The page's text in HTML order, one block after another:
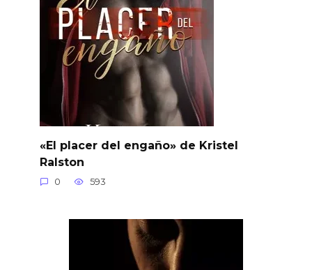
«El placer del engaño» de Kristel
Ralston
0 593